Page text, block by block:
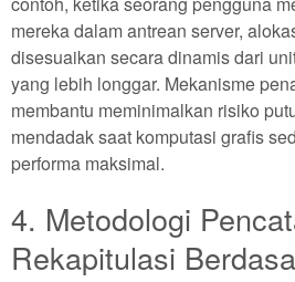
mereka dalam antrean server,
disesuaikan secara dinamis dari
yang lebih longgar. Mekanisme
membantu meminimalkan risiko
mendadak saat komputasi grafis
performa maksimal.
4. Metodologi
Rekapitulasi